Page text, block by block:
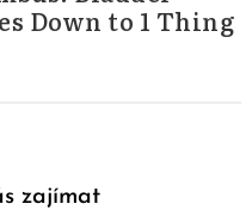
Down to 1 Thing
zajímat